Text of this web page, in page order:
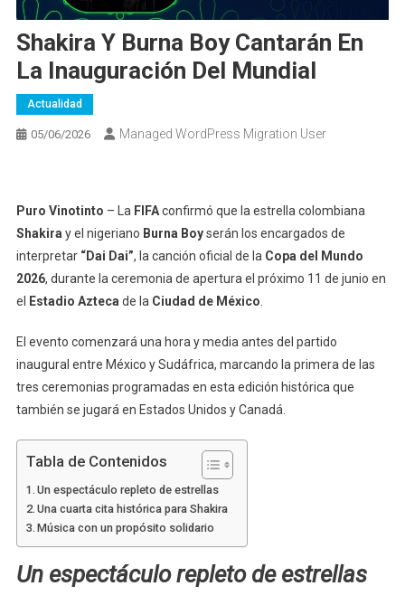
Shakira Y Burna Boy Cantarán En
La Inauguración Del Mundial
Actualidad
05/06/2026 Managed WordPress Migration User
Puro Vinotinto – La FIFAconfirmó que la estrella colombiana
Shakira y el nigeriano Burna Boyserán los encargados de
interpretar “Dai Dai”, la canción oficial de la Copa del Mundo
2026, durante la ceremonia de apertura el próximo 11 de junio en
el
Estadio Azteca de la Ciudad de México
El evento comenzará una hora y media antes del partido
inaugural entre México y Sudáfrica, marcando la primera de las
tres ceremonias programadas en esta edición histórica que
también se jugará en Estados Unidos y Canadá.
Tabla de Contenidos
Un espectáculo repleto de estrellas
Una cuarta cita histórica para Shakira
Música con un propósito solidario
Un espectáculo repleto de estrellas